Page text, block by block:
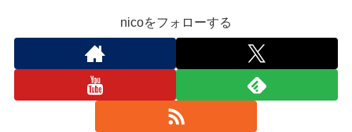
nicoをフォローする